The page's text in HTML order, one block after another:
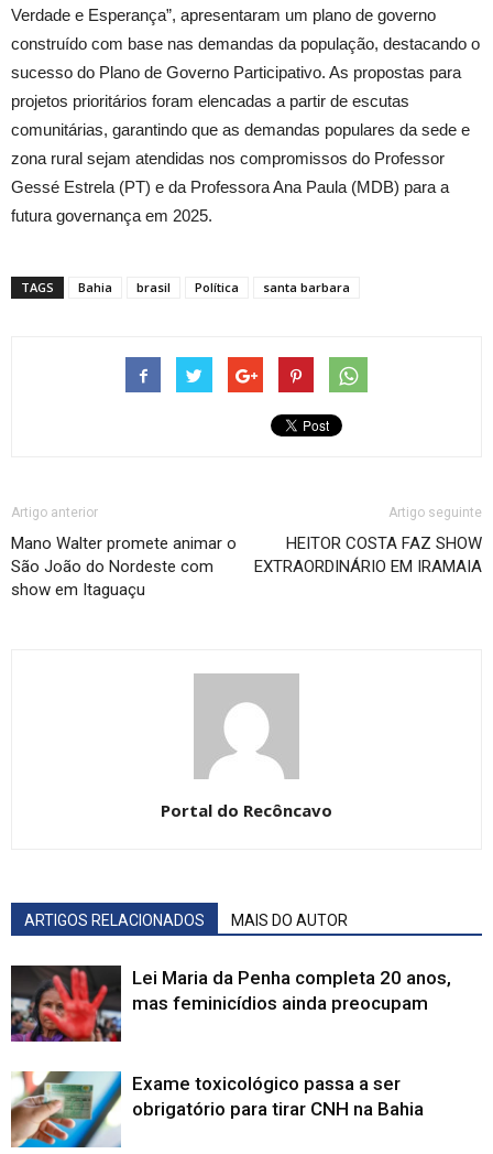
Verdade e Esperança”, apresentaram um plano de governo
construído com base nas demandas da população, destacando o
sucesso do Plano de Governo Participativo. As propostas para
projetos prioritários foram elencadas a partir de escutas
comunitárias, garantindo que as demandas populares da sede e
zona rural sejam atendidas nos compromissos do Professor
Gessé Estrela (PT) e da Professora Ana Paula (MDB) para a
futura governança em 2025.
TAGS Bahia brasil Política santa barbara
Artigo anterior
Mano Walter promete animar o
São João do Nordeste com
show em Itaguaçu
Artigo seguinte
HEITOR COSTA FAZ SHOW
EXTRAORDINÁRIO EM IRAMAIA
Portal do Recôncavo
ARTIGOS RELACIONADOS MAIS DO AUTOR
Lei Maria da Penha completa 20 anos,
mas feminicídios ainda preocupam
Exame toxicológico passa a ser
obrigatório para tirar CNH na Bahia